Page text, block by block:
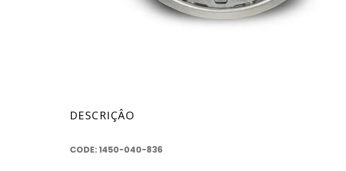
DESCRIÇÂO
CODE: 1450-040-836